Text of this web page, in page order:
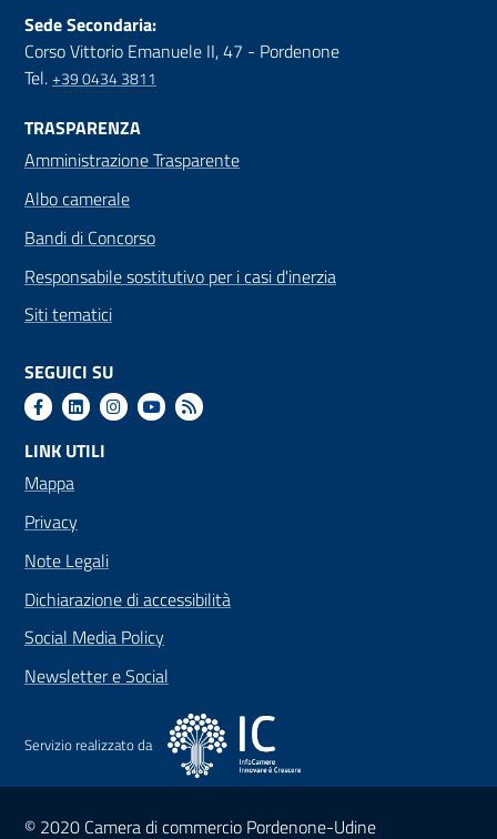
Sede Secondaria:
Corso Vittorio Emanuele II, 47 - Pordenone
Tel.+39 0434 3811
TRASPARENZA
Amministrazione Trasparente
Albo camerale
Bandi di Concorso
Responsabile sostitutivo per i casi d'inerzia
Siti tematici
SEGUICI SU
LINK UTILI
Mappa
Privacy
Note Legali
Dichiarazione di accessibilità
Social Media Policy
Newsletter e Social
Servizio realizzato da
Sezione Link Utili
© 2020 Camera di commercio Pordenone-Udine